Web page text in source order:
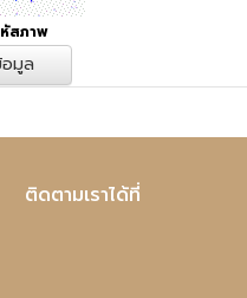
สภาพ
มูล
ติดตามเราได้ที่